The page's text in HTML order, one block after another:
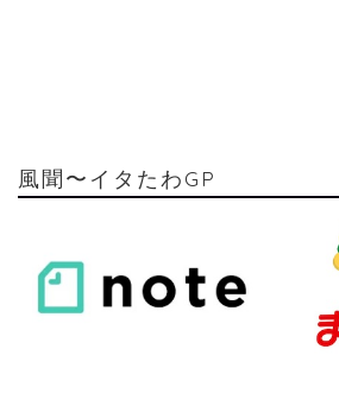
風聞〜イタたわGP